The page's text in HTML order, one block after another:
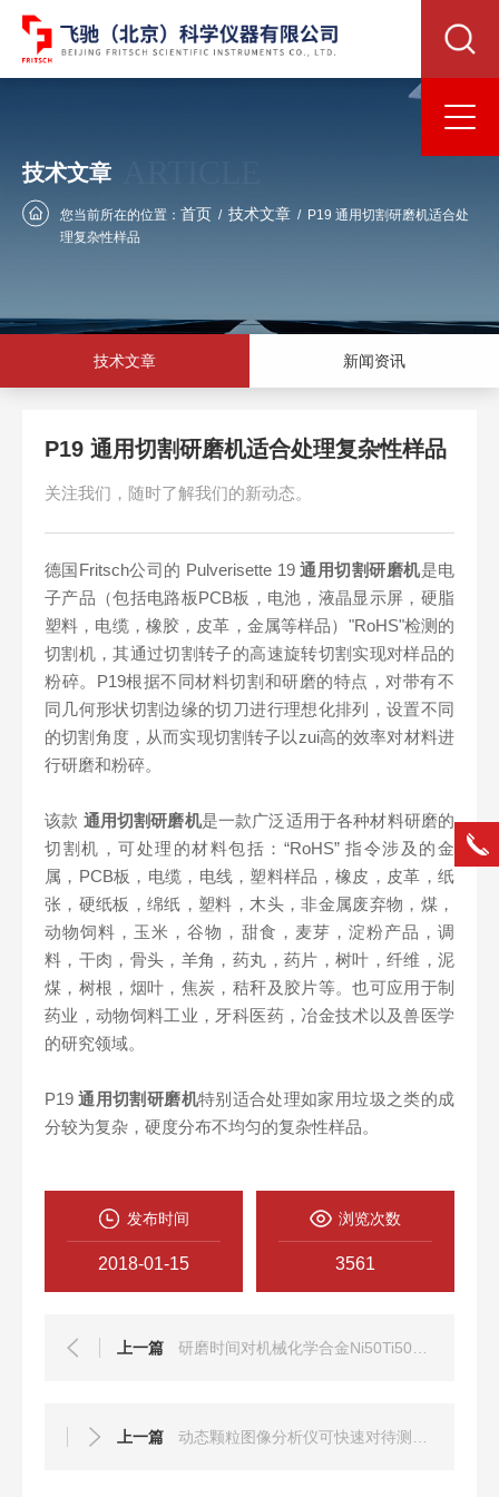
技术文章
您当前所在的位置： 首页 / 技术文章 / P19 通用切割研磨机适合处
理复杂性样品
技术文章 新闻资讯
P19 通用切割研磨机适合处理复杂性样品
关注我们，随时了解我们的新动态。
德国Fritsch公司的 Pulverisette 19通用切割研磨机是电
子产品（包括电路板PCB板，电池，液晶显示屏，硬脂
塑料，电缆，橡胶，皮革，金属等样品）"RoHS"检测的
切割机，其通过切割转子的高速旋转切割实现对样品的
粉碎。P19根据不同材料切割和研磨的特点，对带有不
同几何形状切割边缘的切刀进行理想化排列，设置不同
的切割角度，从而实现切割转子以zui高的效率对材料进
行研磨和粉碎。
该款 通用切割研磨机是一款广泛适用于各种材料研磨的
切割机，可处理的材料包括：“RoHS” 指令涉及的金
属，PCB板，电缆，电线，塑料样品，橡皮，皮革，纸
张，硬纸板，绵纸，塑料，木头，非金属废弃物，煤，
动物饲料，玉米，谷物，甜食，麦芽，淀粉产品，调
料，干肉，骨头，羊角，药丸，药片，树叶，纤维，泥
煤，树根，烟叶，焦炭，秸秆及胶片等。也可应用于制
药业，动物饲料工业，牙科医药，冶金技术以及兽医学
的研究领域。
P19 通用切割研磨机特别适合处理如家用垃圾之类的成
分较为复杂，硬度分布不均匀的复杂性样品。
发布时间
2018-01-15
浏览次数
3561
上一篇
上一篇